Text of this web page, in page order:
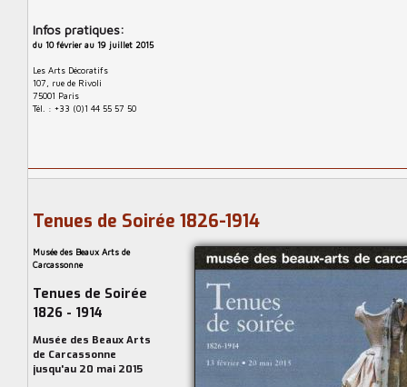
Infos pratiques:
du 10 février au 19 juillet 2015
Les Arts Décoratifs
107, rue de Rivoli
75001 Paris
Tél. : +33 (0)1 44 55 57 50
Tenues de Soirée 1826-1914
Musée des Beaux Arts de
Carcassonne
Tenues de Soirée
1826 - 1914
Musée des Beaux Arts
de Carcassonne
jusqu'au 20 mai 2015